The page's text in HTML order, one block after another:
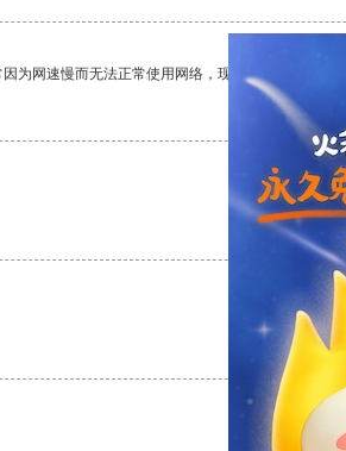
网速慢而无法正常使用网络，现在有了这个app，